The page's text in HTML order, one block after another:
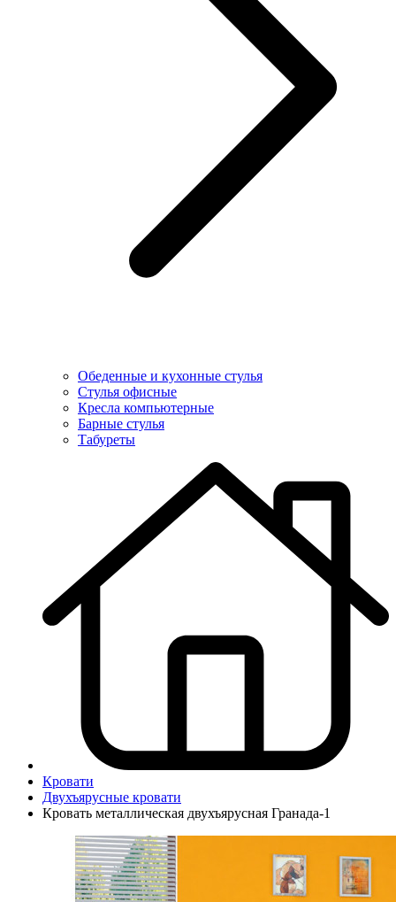
Обеденные и кухонные стулья
Стулья офисные
Кресла компьютерные
Барные стулья
Табуреты
Кровати
Двухъярусные кровати
Кровать металлическая двухъярусная Гранада-1